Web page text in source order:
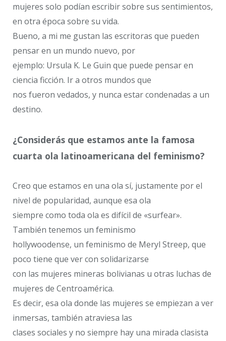
mujeres solo podían escribir sobre sus sentimientos,
en otra época sobre su vida.
Bueno, a mi me gustan las escritoras que pueden
pensar en un mundo nuevo, por
ejemplo: Ursula K. Le Guin que puede pensar en
ciencia ficción. Ir a otros mundos que
nos fueron vedados, y nunca estar condenadas a un
destino.
¿Considerás que estamos ante la famosa ​
cuarta ola ​latinoamericana del feminismo?
Creo que estamos en una ola sí, justamente por el
nivel de popularidad, aunque esa ola
siempre como toda ola es difícil de «surfear».
También tenemos un feminismo
hollywoodense, ​un feminismo de ​Meryl Streep, que
poco tiene que ver con solidarizarse
con las mujeres mineras bolivianas u otras luchas de
mujeres de Centroamérica.
Es decir, esa ola donde las mujeres se empiezan a ver
inmersas, también atraviesa las
clases sociales y no siempre hay una mirada clasista